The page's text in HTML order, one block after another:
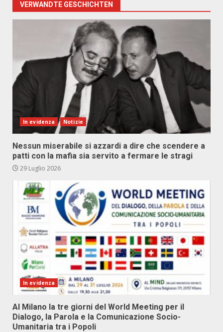
VERWANDTE GESCHICHTEN
In evidenza Notizie
Nessun miserabile si azzardi a dire che scendere a
patti con la mafia sia servito a fermare le stragi
29 Luglio 2026
In evidenza
Al Milano la tre giorni del World Meeting per il
Dialogo, la Parola e la Comunicazione Socio-
Umanitaria tra i Popoli